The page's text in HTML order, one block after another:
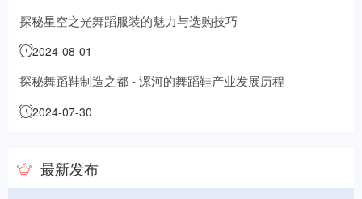
探秘星空之光舞蹈服装的魅力与选购技巧
2024-08-01
探秘舞蹈鞋制造之都 - 漯河的舞蹈鞋产业发展历程
2024-07-30
最新发布